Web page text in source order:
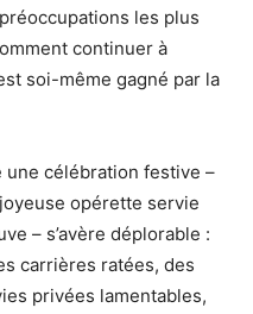
les plus
continuer à
soi-même gagné par la
une célébration festive –
opérette servie
– s’avère déplorable :
carrières ratées, des
privées lamentables,